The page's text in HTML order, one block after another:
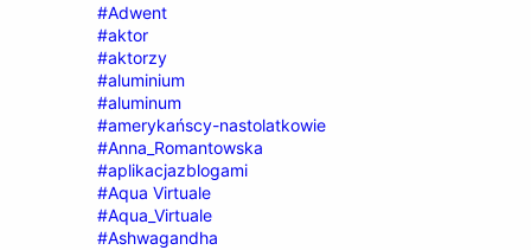
#Adwent
#aktor
#aktorzy
#aluminium
#aluminum
#amerykańscy-nastolatkowie
#Anna_Romantowska
#aplikacjazblogami
#Aqua Virtuale
#Aqua_Virtuale
#Ashwagandha